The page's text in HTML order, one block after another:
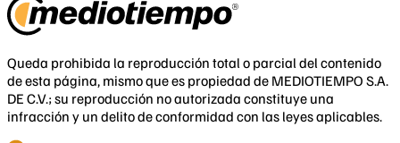
Queda prohibida la reproducción total o parcial del contenido
de esta página, mismo que es propiedad de MEDIOTIEMPO S.A.
DE C.V.; su reproducción no autorizada constituye una
infracción y un delito de conformidad con las leyes aplicables.